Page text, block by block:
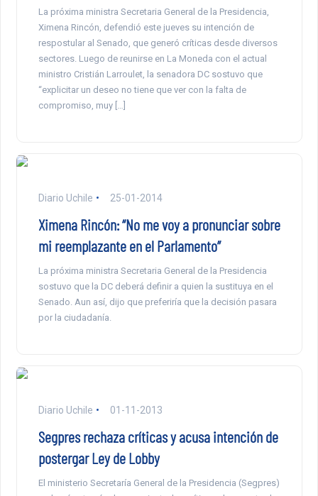
La próxima ministra Secretaria General de la Presidencia,
Ximena Rincón, defendió este jueves su intención de
respostular al Senado, que generó críticas desde diversos
sectores. Luego de reunirse en La Moneda con el actual
ministro Cristián Larroulet, la senadora DC sostuvo que
“explicitar un deseo no tiene que ver con la falta de
compromiso, muy […]
Diario Uchile 25-01-2014
Ximena Rincón: “No me voy a pronunciar sobre
mi reemplazante en el Parlamento”
La próxima ministra Secretaria General de la Presidencia
sostuvo que la DC deberá definir a quien la sustituya en el
Senado. Aun así, dijo que preferiría que la decisión pasara
por la ciudadanía.
Diario Uchile 01-11-2013
Segpres rechaza críticas y acusa intención de
postergar Ley de Lobby
El ministerio Secretaría General de la Presidencia (Segpres)